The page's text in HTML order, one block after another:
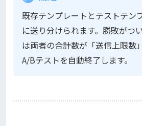
既存テンプレートとテストテン
に送り分けられます。勝敗がつ
は両者の合計数が「送信上限数
A/Bテストを自動終了します。